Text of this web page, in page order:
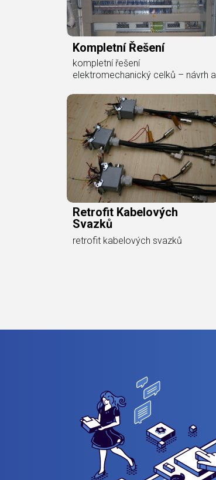
Kompletní Řešení
kompletní řešení
elektromechanický celků – návrh a
Retrofit Kabelových
Svazků
retrofit kabelových svazků